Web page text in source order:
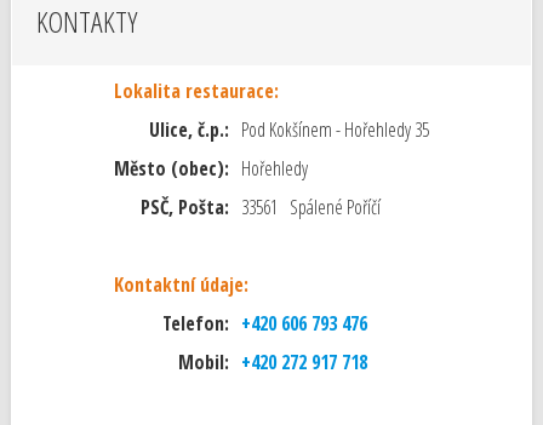
KONTAKTY
Lokalita restaurace:
Ulice, č.p.: Pod Kokšínem - Hořehledy 35
Město (obec): Hořehledy
PSČ, Pošta: 33561 Spálené Poříčí
Kontaktní údaje:
Telefon: +420 606 793 476
Mobil: +420 272 917 718